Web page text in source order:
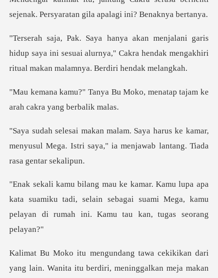
sejenak. Persyarata
hidup saya ini sesuai alurnya," Cakra hendak mengak
Moko, menatap tajam ke
ara
ke kamar,
menyusul Mega. Istri saya," ia m
ata suamiku tadi, selain sebagai suami Mega, kamu
pela
n dari
yang lain. Wanita itu berdiri, mening